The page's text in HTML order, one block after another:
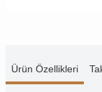
Ürün Özellikleri